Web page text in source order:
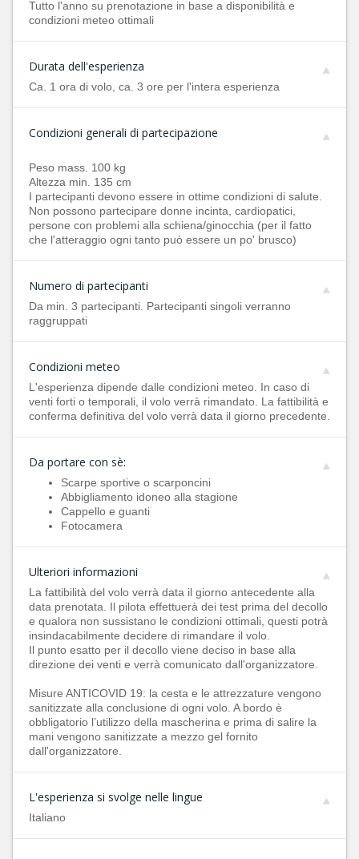
Tutto l'anno su prenotazione in base a disponibilità e
condizioni meteo ottimali
Durata dell'esperienza
Ca. 1 ora di volo, ca. 3 ore per l'intera esperienza
Condizioni generali di partecipazione
Peso mass. 100 kg
Altezza min. 135 cm
I partecipanti devono essere in ottime condizioni di salute.
Non possono partecipare donne incinta, cardiopatici,
persone con problemi alla schiena/ginocchia (per il fatto
che l'atteraggio ogni tanto può essere un po' brusco)
Numero di partecipanti
Da min. 3 partecipanti. Partecipanti singoli verranno
raggruppati
Condizioni meteo
L'esperienza dipende dalle condizioni meteo. In caso di
venti forti o temporali, il volo verrà rimandato. La fattibilità e
conferma definitiva del volo verrà data il giorno precedente.
Da portare con sè:
Scarpe sportive o scarponcini
Abbigliamento idoneo alla stagione
Cappello e guanti
Fotocamera
Ulteriori informazioni
La fattibilità del volo verrà data il giorno antecedente alla
data prenotata. Il pilota effettuerà dei test prima del decollo
e qualora non sussistano le condizioni ottimali, questi potrà
insindacabilmente decidere di rimandare il volo.
Il punto esatto per il decollo viene deciso in base alla
direzione dei venti e verrà comunicato dall'organizzatore.
Misure ANTICOVID 19: la cesta e le attrezzature vengono
sanitizzate alla conclusione di ogni volo. A bordo è
obbligatorio l’utilizzo della mascherina e prima di salire la
mani vengono sanitizzate a mezzo gel fornito
dall'organizzatore.
L'esperienza si svolge nelle lingue
Italiano